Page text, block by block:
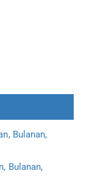
Bulanan,
Bulanan,